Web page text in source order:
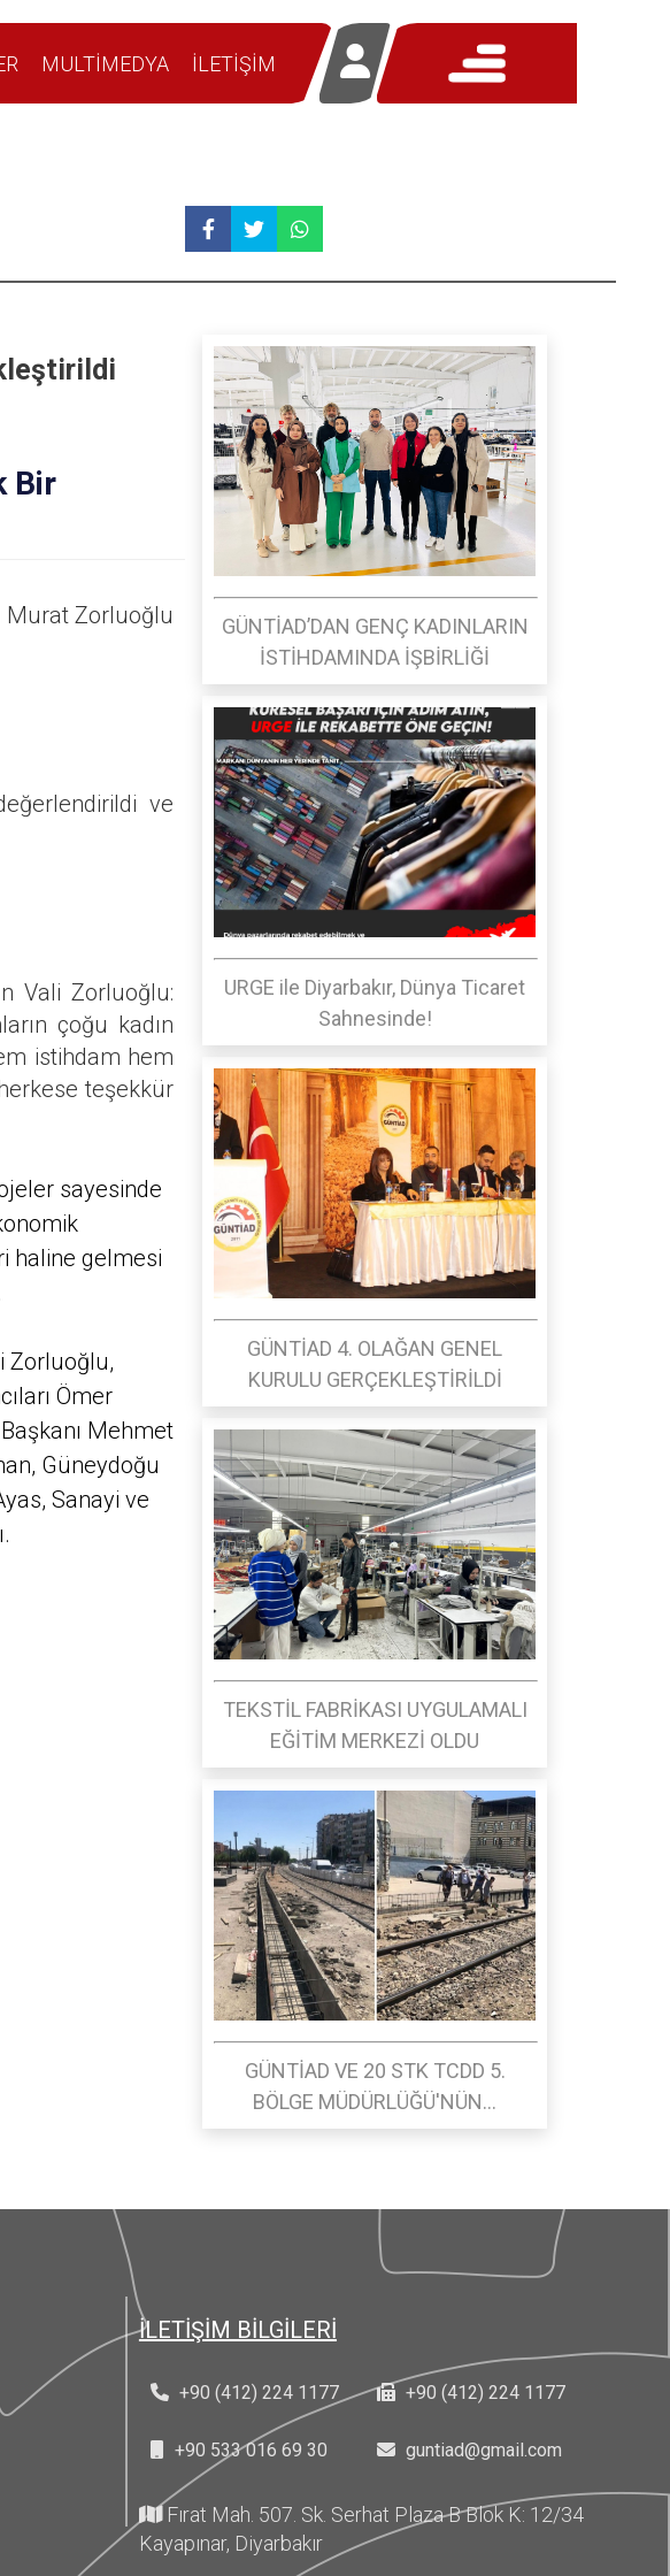
MULTİMEDYA İLETİŞİM
Bir
Murat Zorluoğlu
ve
Vali Zorluoğlu:
çoğu kadın
istihdam hem
teşekkür
sayesinde
haline gelmesi
Zorluoğlu,
Ömer
Mehmet
Güneydoğu
Sanayi ve
GÜNTİAD’DAN GENÇ KADINLARIN
İSTİHDAMINDA İŞBİRLİĞİ
URGE ile Diyarbakır, Dünya Ticaret
Sahnesinde!
GÜNTİAD 4. OLAĞAN GENEL
KURULU GERÇEKLEŞTİRİLDİ
TEKSTİL FABRİKASI UYGULAMALI
EĞİTİM MERKEZİ OLDU
GÜNTİAD VE 20 STK TCDD 5.
BÖLGE MÜDÜRLÜĞÜ'NÜN...
İLETİŞİM BİLGİLERİ
+90 (412) 224 1177 +90 (412) 224 1177
+90 533 016 69 30 guntiad@gmail.com
Fırat Mah. 507. Sk. Serhat Plaza B Blok K: 12/34
Kayapınar, Diyarbakır